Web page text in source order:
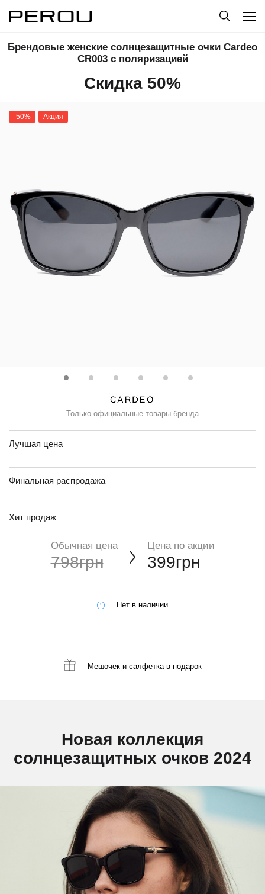
Брендовые женские солнцезащитные очки Сardeo
CR003 с поляризацией
Скидка 50%
-50% Акция
Только официальные товары бренда
Лучшая цена
Финальная распродажа
Хит продаж
Обычная цена
798грн
Цена по акции
399грн
Нет в наличии
Мешочек и салфеткав подарок
Новая коллекция
солнцезащитных очков 2024